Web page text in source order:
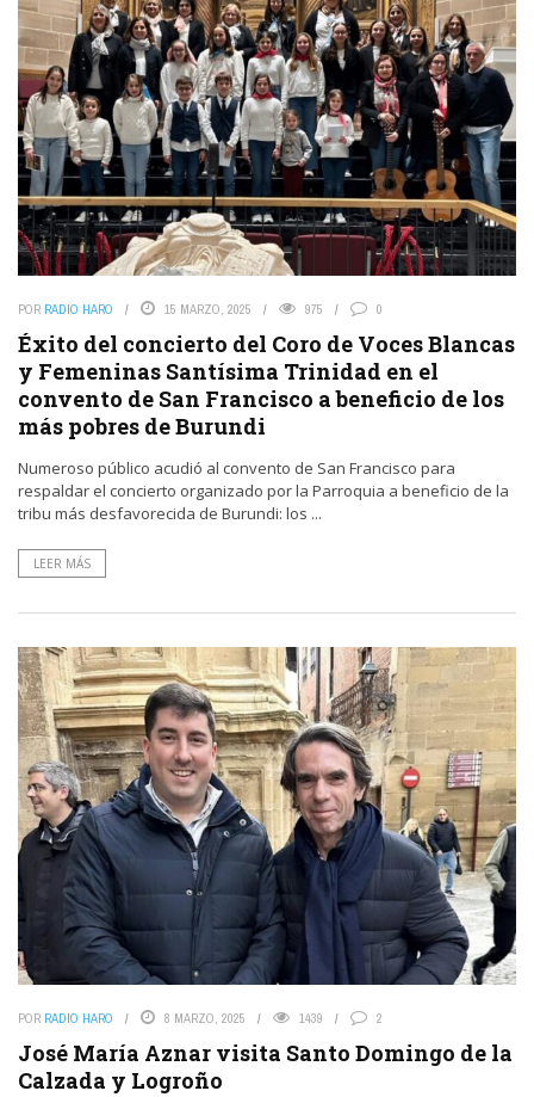
POR RADIO HARO 15 MARZO, 2025 975 0
Éxito del concierto del Coro de Voces Blancas
y Femeninas Santísima Trinidad en el
convento de San Francisco a beneficio de los
más pobres de Burundi
Numeroso público acudió al convento de San Francisco para
respaldar el concierto organizado por la Parroquia a beneficio de la
tribu más desfavorecida de Burundi: los ...
LEER MÁS
POR RADIO HARO 8 MARZO, 2025 1439 2
José María Aznar visita Santo Domingo de la
Calzada y Logroño